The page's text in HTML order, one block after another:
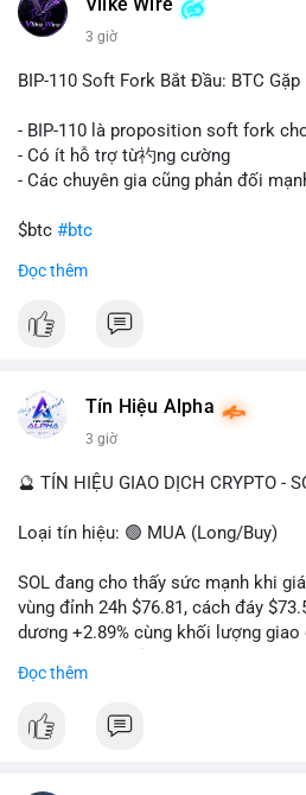
này có thể phản ánh ba kịch bản
chuẩn bị thanh khoản bằng cách
để nắm giữ dài hạn, thể hiện niềm
tán rủi ro. Với mức giá 65K, khối
gây sốc thanh khoản tức thời,
tâm lý ngắn hạn nếu hướng đến sàn
Lời khuyên cho nhà đầu tư nhỏ lẻ:
hướng đi của dòng tiền. Tránh hành
rõ ràng về đích đến của số BTC này.
#dongtienlon
Vlike Wire
3 giờ
BIP-110 Soft Fork Bắt Đầu: BTC
- BIP-110 là proposition soft fork
- Có ít hỗ trợ từ礿ng cường
- Các chuyên gia cũng phản đối
$btc #btc
#vlikevn
📰 Nguồn: CoinDesk
Đọc thêm
Tín Hiệu Alpha
3 giờ
🔮 TÍN HIỆU GIAO DỊCH CRYPTO -
Loại tín hiệu: 🟢 MUA (Long/Buy)
SOL đang cho thấy sức mạnh khi
vùng đỉnh 24h $76.81, cách đáy
dương +2.89% cùng khối lượng giao
hoàn toàn nhịp điều chỉnh.
Khuyến nghị giao dịch cụ thể:
Đọc thêm